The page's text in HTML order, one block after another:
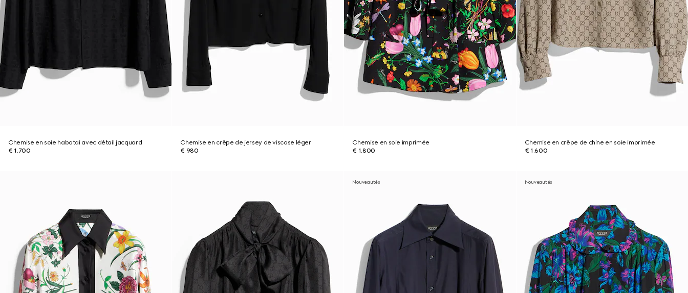
Chemise en soie habotai avec détail jacquard
€ 1.700
Chemise en crêpe de jersey de viscose léger
€ 980
Chemise en soie imprimée
€ 1.800
Chemise en crêpe de chine en soie imprimée
€ 1.600
Nouveautés Nouveautés